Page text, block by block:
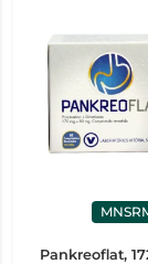
Pankreoflat,